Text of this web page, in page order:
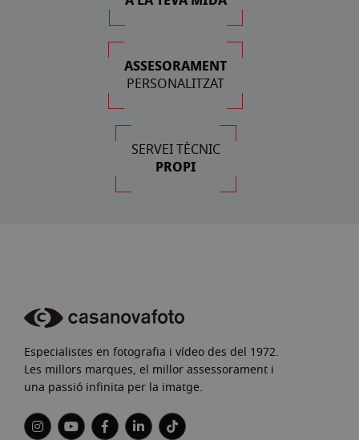
ASSESORAMENT
PERSONALITZAT
SERVEI TÈCNIC
PROPI
Especialistes en fotografia i vídeo des del 1972.
Les millors marques, el millor assessorament i
una passió infinita per la imatge.